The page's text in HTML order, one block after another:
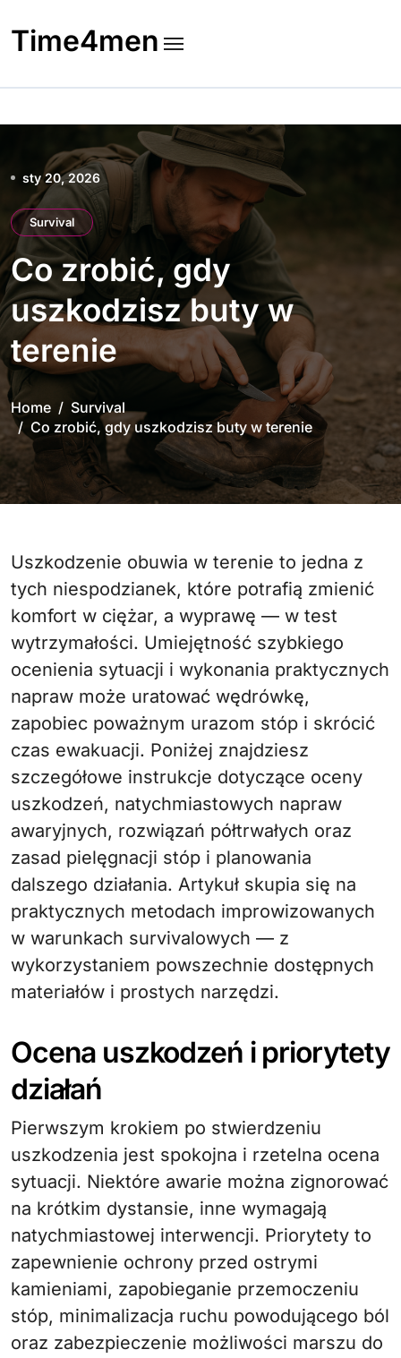
to
content
Time4men
sty 20, 2026
Survival
Co zrobić, gdy
uszkodzisz buty w
terenie
Home
Survival
Co zrobić, gdy uszkodzisz buty w terenie
Uszkodzenie obuwia w terenie to jedna z
tych niespodzianek, które potrafią zmienić
komfort w ciężar, a wyprawę — w test
wytrzymałości. Umiejętność szybkiego
ocenienia sytuacji i wykonania praktycznych
napraw może uratować wędrówkę,
zapobiec poważnym urazom stóp i skrócić
czas ewakuacji. Poniżej znajdziesz
szczegółowe instrukcje dotyczące oceny
uszkodzeń, natychmiastowych napraw
awaryjnych, rozwiązań półtrwałych oraz
zasad pielęgnacji stóp i planowania
dalszego działania. Artykuł skupia się na
praktycznych metodach improwizowanych
w warunkach survivalowych — z
wykorzystaniem powszechnie dostępnych
materiałów i prostych narzędzi.
Ocena uszkodzeń i priorytety
działań
Pierwszym krokiem po stwierdzeniu
uszkodzenia jest spokojna i rzetelna ocena
sytuacji. Niektóre awarie można zignorować
na krótkim dystansie, inne wymagają
natychmiastowej interwencji. Priorytety to
zapewnienie ochrony przed ostrymi
kamieniami, zapobieganie przemoczeniu
stóp, minimalizacja ruchu powodującego ból
oraz zabezpieczenie możliwości marszu do